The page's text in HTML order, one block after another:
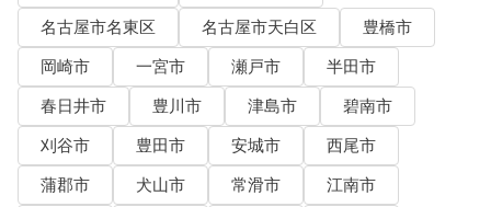
名古屋市名東区
名古屋市天白区
豊橋市
岡崎市
一宮市 瀬戸市
半田市
春日井市
豊川市 津島市
碧南市
刈谷市
豊田市 安城市
西尾市
蒲郡市
犬山市 常滑市
江南市